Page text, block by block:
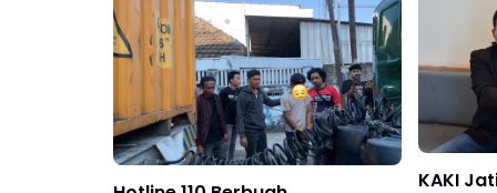
KAKI